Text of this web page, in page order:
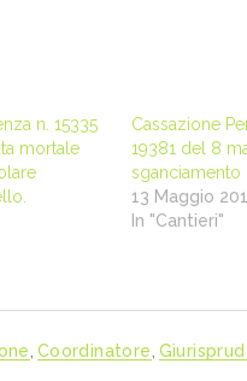
n. 15335
mortale
Cassazione
19381 del 8
sganciamento
13 Maggio
In "Cantieri"
Coordinatore